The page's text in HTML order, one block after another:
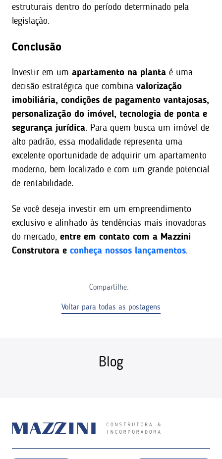
estruturais dentro do período determinado pela
legislação.
Conclusão
Investir em um apartamento na planta é uma
decisão estratégica que combina valorização
imobiliária, condições de pagamento vantajosas,
personalização do imóvel, tecnologia de ponta e
segurança jurídica. Para quem busca um imóvel de
alto padrão, essa modalidade representa uma
excelente oportunidade de adquirir um apartamento
moderno, bem localizado e com um grande potencial
de rentabilidade.
Se você deseja investir em um empreendimento
exclusivo e alinhado às tendências mais inovadoras
do mercado, entre em contato com a Mazzini
Construtora e conheça nossos lançamentos.
Compartilhe:
Voltar para todas as postagens
Blog